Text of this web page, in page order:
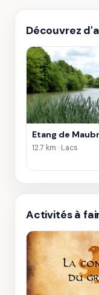
Découvrez
Etang de
12.7 km · Lacs
Activités à